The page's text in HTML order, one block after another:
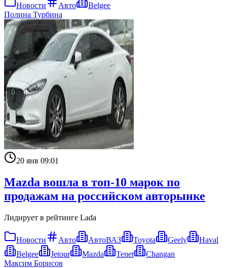
Новости Авто
Belgee
Полина Турбина
20 янв 09:01
Mazda вошла в топ-10 марок по
продажам на российском авторынке
Лидирует в рейтинге Lada
Новости Авто АвтоВАЗ Toyota Geely
Haval
Belgee
Jetour Mazda Tenet
Changan
Максим Борисов